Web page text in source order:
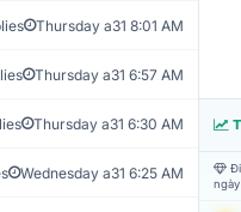
Thursday a31 8:01 AM
Thursday a31 6:57 AM
Thursday a31 6:30 AM
Wednesday a31 6:25 AM